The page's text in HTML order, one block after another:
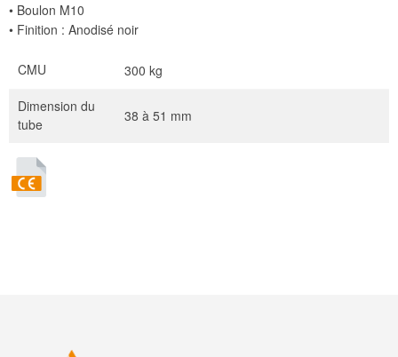
• Boulon M10
• Finition : Anodisé noir
CMU
300 kg
Dimension du
tube
38 à 51 mm